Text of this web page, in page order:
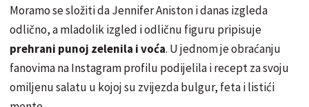
Moramo se složiti da Jennifer Aniston i danas izgleda
odlično, a mladolik izgled i odličnu figuru pripisuje
prehrani punoj zelenila i voća. U jednom je obraćanju
fanovima na Instagram profilu podijelila i recept za svoju
omiljenu salatu u kojoj su zvijezda bulgur, feta i listići